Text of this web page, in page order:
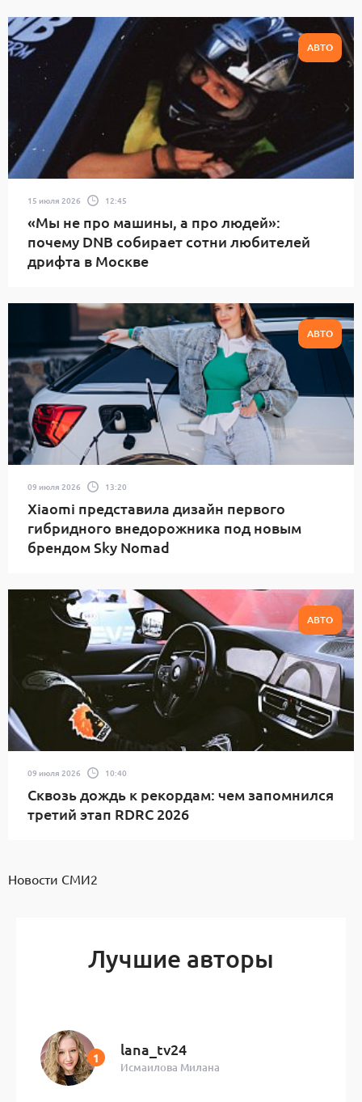
АВТО
15 июля 2026 12:45
«Мы не про машины, а про людей»:
почему DNB собирает сотни любителей
дрифта в Москве
АВТО
09 июля 2026 13:20
Xiaomi представила дизайн первого
гибридного внедорожника под новым
брендом Sky Nomad
АВТО
09 июля 2026 10:40
Сквозь дождь к рекордам: чем запомнился
третий этап RDRC 2026
Новости СМИ2
Лучшие авторы
lana_tv24
Исмаилова Милана